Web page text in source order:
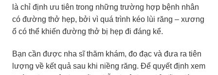
là chỉ định ưu tiên trong những trường hợp bệnh nhân
có đường thở hẹp, bởi vì quá trình kéo lùi răng – xương
ổ có thể khiến đường thở bị hẹp đi đáng kể.
Bạn cần được nha sĩ thăm khám, đo đạc và đưa ra tiên
lượng về kết quả sau khi niềng răng. Để quyết định xem